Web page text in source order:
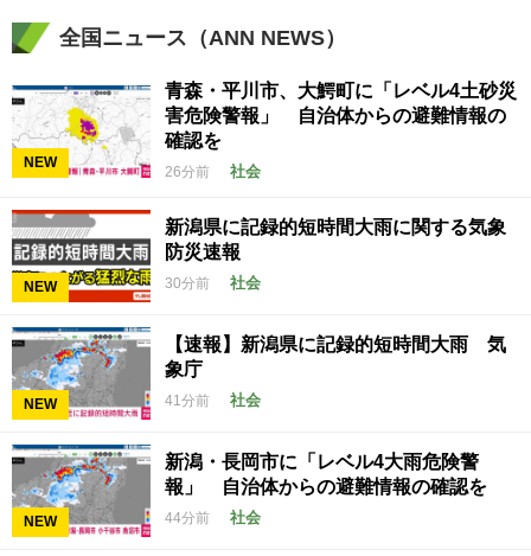
全国ニュース（ANN NEWS）
NEW
青森・平川市、大鰐町に「レベル4土砂災
害危険警報」 自治体からの避難情報の
確認を
26分前 社会
NEW
新潟県に記録的短時間大雨に関する気象
防災速報
30分前 社会
NEW
【速報】新潟県に記録的短時間大雨 気
象庁
41分前 社会
NEW
新潟・長岡市に「レベル4大雨危険警
報」 自治体からの避難情報の確認を
44分前 社会